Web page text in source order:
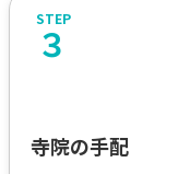
３
寺院の手配